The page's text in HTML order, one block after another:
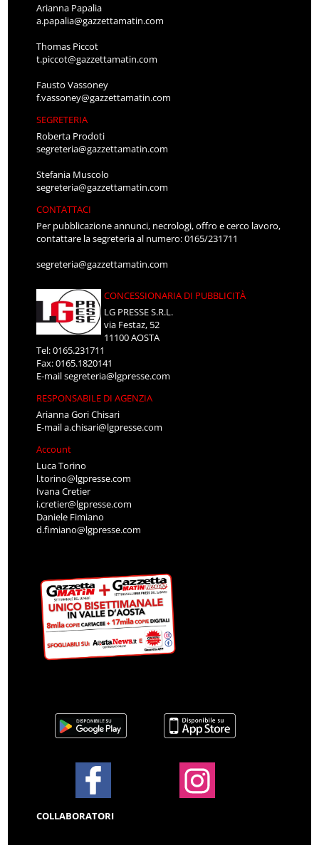
Arianna Papalia
a.papalia@gazzettamatin.com
Thomas Piccot
t.piccot@gazzettamatin.com
Fausto Vassoney
f.vassoney@gazzettamatin.com
SEGRETERIA
Roberta Prodoti
segreteria@gazzettamatin.com
Stefania Muscolo
segreteria@gazzettamatin.com
CONTATTACI
Per pubblicazione annunci, necrologi, offro e cerco lavoro,
contattare la segreteria al numero: 0165/231711
segreteria@gazzettamatin.com
CONCESSIONARIA DI PUBBLICITÀ
LG PRESSE S.R.L.
via Festaz, 52
11100 AOSTA
Tel: 0165.231711
Fax: 0165.1820141
E-mailsegreteria@lgpresse.com
RESPONSABILE DI AGENZIA
Arianna Gori Chisari
E-maila.chisari@lgpresse.com
Account
Luca Torino
l.torino@lgpresse.com
Ivana Cretier
i.cretier@lgpresse.com
Daniele Fimiano
d.fimiano@lgpresse.com
COLLABORATORI